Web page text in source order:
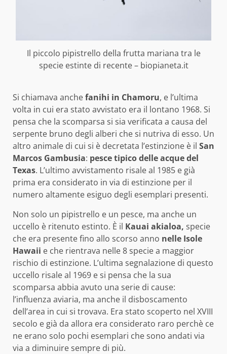
Il piccolo pipistrello della frutta mariana tra le
specie estinte di recente – biopianeta.it
Si chiamava anchefanihi in Chamoru, e l’ultima
volta in cui era stato avvistato era il lontano 1968. Si
pensa che la scomparsa si sia verificata a causa del
serpente bruno degli alberi che si nutriva di esso. Un
altro animale di cui si è decretata l’estinzione è il San
Marcos Gambusia: pesce tipico delle acque del
Texas. L’ultimo avvistamento risale al 1985 e già
prima era considerato in via di estinzione per il
numero altamente esiguo degli esemplari presenti.
Non solo un pipistrello e un pesce, ma anche un
uccello è ritenuto estinto. È il Kauai akialoa, specie
che era presente fino allo scorso anno nelle Isole
Hawaii e che rientrava nelle 8 specie a maggior
rischio di estinzione. L’ultima segnalazione di questo
uccello risale al 1969 e si pensa che la sua
scomparsa abbia avuto una serie di cause:
l’influenza aviaria, ma anche il disboscamento
dell’area in cui si trovava. Era stato scoperto nel XVIII
secolo e già da allora era considerato raro perchè ce
ne erano solo pochi esemplari che sono andati via
via a diminuire sempre di più.